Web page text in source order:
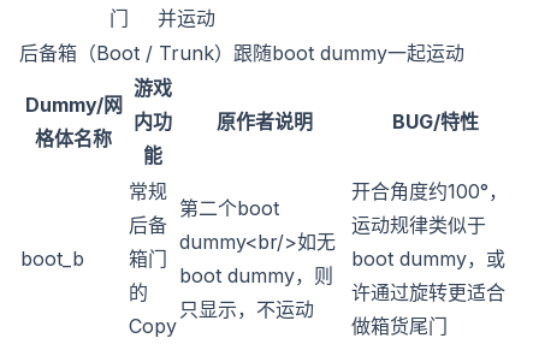
门
并运动
后备箱（Boot / Trunk）跟随boot dummy一起运动
Dummy/网
格体名称
游戏
内功
能
原作者说明 BUG/特性
boot_b
常规
后备
箱门
的
Copy
第二个boot
dummy<br/>如无
boot dummy，则
只显示，不运动
开合角度约100°，
运动规律类似于
boot dummy，或
许通过旋转更适合
做箱货尾门